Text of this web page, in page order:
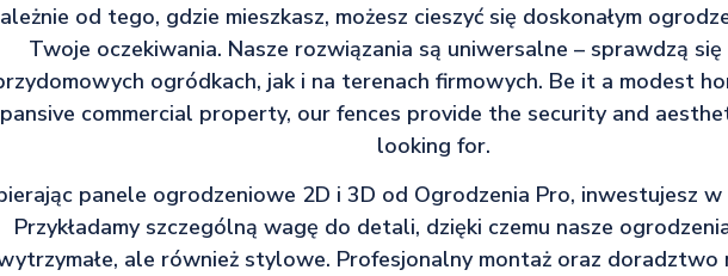
od tego, gdzie mieszkasz, możesz cieszyć się doskonałym
Twoje oczekiwania. Nasze rozwiązania są uniwersalne – sprawdzą
ogródkach, jak i na terenach firmowych. Be it a modest
commercial property, our fences provide the security and
looking for.
panele ogrodzeniowe 2D i 3D od Ogrodzenia Pro, inwestujesz w
Przykładamy szczególną wagę do detali, dzięki czemu nasze
ale również stylowe. Profesjonalny montaż oraz doradztwo